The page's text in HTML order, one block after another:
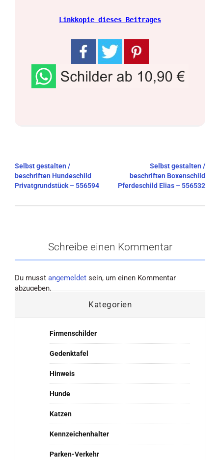
Linkkopie dieses Beitrages
Beitragsnavigation
Selbst gestalten /
beschriften Hundeschild
Privatgrundstück – 556594
Selbst gestalten /
beschriften Boxenschild
Pferdeschild Elias – 556532
Schreibe einen Kommentar
Du musst angemeldet sein, um einen Kommentar
abzugeben.
Kategorien
Firmenschilder
Gedenktafel
Hinweis
Hunde
Katzen
Kennzeichenhalter
Parken-Verkehr